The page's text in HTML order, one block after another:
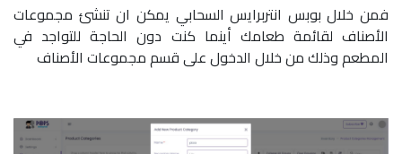
فمن خلال بوبس انتربرايس السحابي يمكن ان تنشئ مجموعات
الأصناف لقائمة طعامك أينما كنت دون الحاجة للتواجد في
المطعم وذلك من خلال الدخول على قسم مجموعات الأصناف